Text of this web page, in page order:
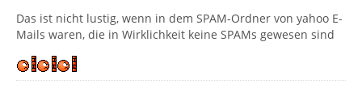
Das ist nicht lustig, wenn in dem SPAM-Ordner von yahoo E-
Mails waren, die in Wirklichkeit keine SPAMs gewesen sind